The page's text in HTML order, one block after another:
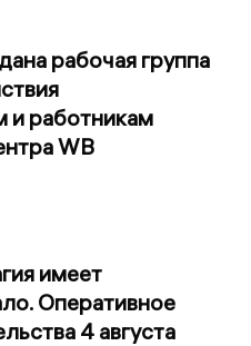
рабочая группа
и работникам
WB
имеет
Оперативное
4 августа